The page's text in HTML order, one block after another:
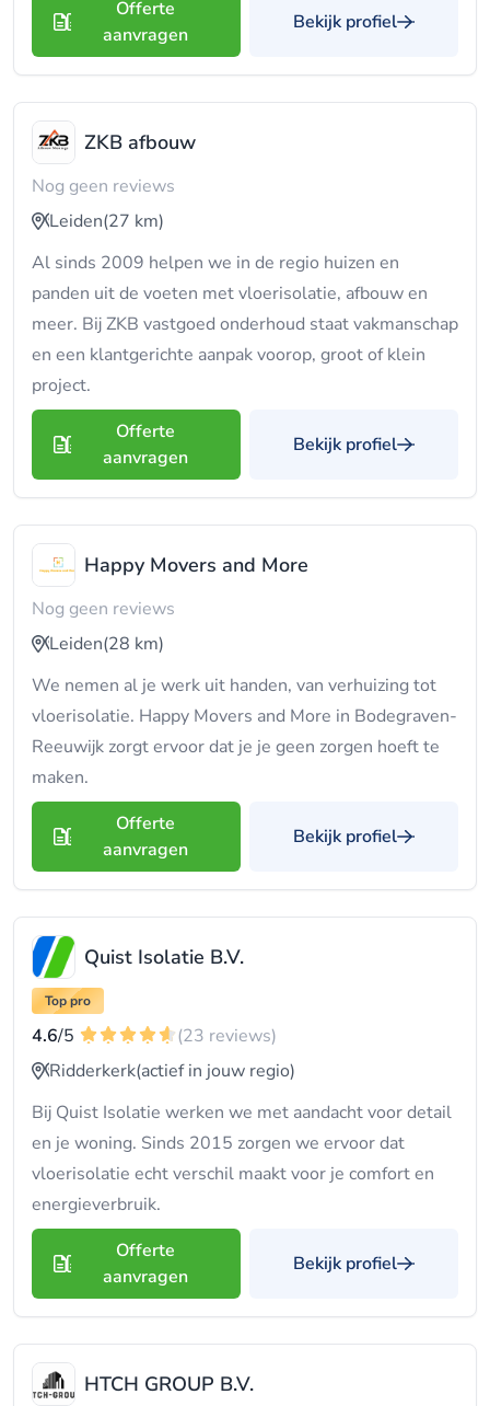
Offerte
aanvragen
Bekijk profiel
ZKB afbouw
Nog geen reviews
Leiden(27 km)
Al sinds 2009 helpen we in de regio huizen en
panden uit de voeten met vloerisolatie, afbouw en
meer. Bij ZKB vastgoed onderhoud staat vakmanschap
en een klantgerichte aanpak voorop, groot of klein
project.
Offerte
aanvragen
Bekijk profiel
Happy Movers and More
Nog geen reviews
Leiden(28 km)
We nemen al je werk uit handen, van verhuizing tot
vloerisolatie. Happy Movers and More in Bodegraven-
Reeuwijk zorgt ervoor dat je je geen zorgen hoeft te
maken.
Offerte
aanvragen
Bekijk profiel
Quist Isolatie B.V.
Top pro
4.6/5
(23 reviews)
Ridderkerk(actief in jouw regio)
Bij Quist Isolatie werken we met aandacht voor detail
en je woning. Sinds 2015 zorgen we ervoor dat
vloerisolatie echt verschil maakt voor je comfort en
energieverbruik.
Offerte
aanvragen
Bekijk profiel
HTCH GROUP B.V.